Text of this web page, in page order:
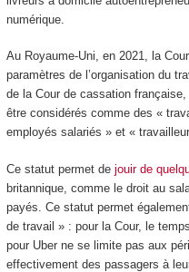
numérique.
Au Royaume-Uni, en 2021, la
paramètres de l’organisation du
de la Cour de cassation
être considérés comme des «
employés salariés » et «
Ce statut permet de jouir de
britannique, comme le droit au
payés. Ce statut permet
de travail » : pour la Cour, le
pour Uber ne se limite pas aux
effectivement des passagers à